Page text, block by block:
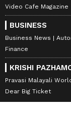
Video Cafe Magazine
BUSINESS
Business News
Finance
KRISHI
Pravasi Malayali
Dear Big Ticket